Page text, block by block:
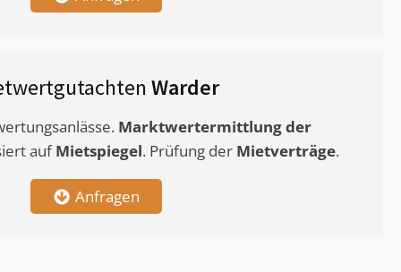
Warder
Marktwertermittlungder
aufMietspiegel. Prüfung der Mietverträge.
Anfragen